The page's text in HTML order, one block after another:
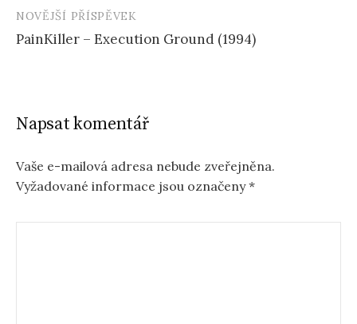
NOVĚJŠÍ PŘÍSPĚVEK
PainKiller – Execution Ground (1994)
Napsat komentář
Vaše e-mailová adresa nebude zveřejněna.
Vyžadované informace jsou označeny*